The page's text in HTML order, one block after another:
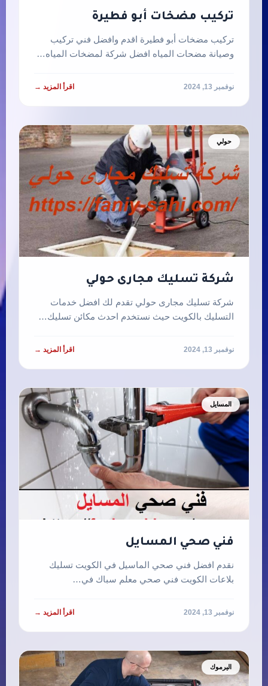
تركيب مضخات أبو فطيرة
تركيب مضخات أبو فطيرة اقدم وافضل فني تركيب
وصيانة مضحات المياه افضل شركة لمضخات المياه…
نوفمبر 13, 2024 اقرأ المزيد →
حولي
شركة تسليك مجارى حولي
شركة تسليك مجارى حولي تقدم لك افضل خدمات
التسليك بالكويت حيث نستخدم احدث مكائن تسليك…
نوفمبر 13, 2024 اقرأ المزيد →
المسايل
فني صحي المسايل
نقدم افضل فني صحي الماسيل في الكويت تسليك
بلاعات الكويت فني صحي معلم سباك في…
نوفمبر 13, 2024 اقرأ المزيد →
اليرموك